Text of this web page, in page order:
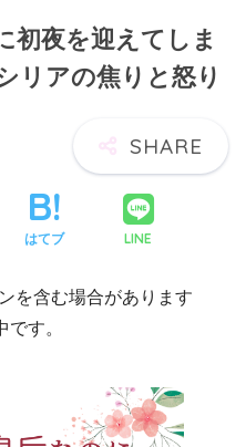
初夜を迎えてしま
リアの焦りと怒り
はてブ LINE
を含む場合があります
す。